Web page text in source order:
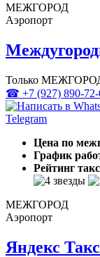
МЕЖГОРОД
Аэропорт
Только
☎ +7 (927) 890-72-
Telegram
Цена по
График
Рейтинг
МЕЖГОРОД
Аэропорт
Яндекс